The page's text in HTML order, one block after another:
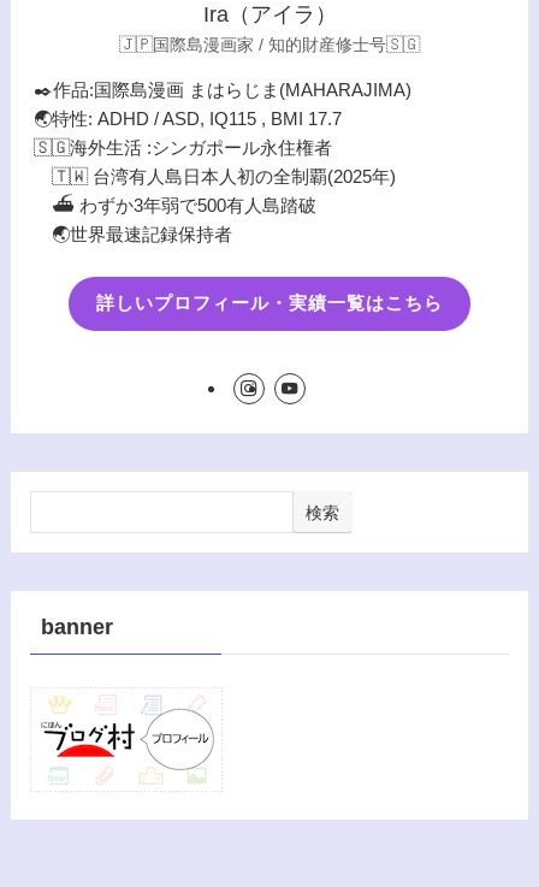
Ira（アイラ）
🇯🇵国際島漫画家 / 知的財産修士号🇸🇬
✒️作品:国際島漫画 まはらじま(MAHARAJIMA)
🌏特性: ADHD / ASD, IQ115 , BMI 17.7
🇸🇬海外生活 :シンガポール永住権者
🇹🇼 台湾有人島日本人初の全制覇(2025年)
⛴️ わずか3年弱で500有人島踏破
🌏世界最速記録保持者
詳しいプロフィール・実績一覧はこちら
検索
banner